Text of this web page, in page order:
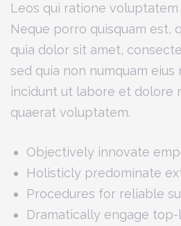
Leos qui ratione voluptatem
Neque porro quisquam est,
quia dolor sit amet,
sed quia non numquam
incidunt ut labore et dolore
quaerat voluptatem.
Objectively innovate
Holisticly predominate
Procedures for reliable
Dramatically engage